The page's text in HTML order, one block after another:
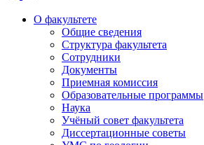
О факультете
Общие сведения
Структура факультета
Сотрудники
Документы
Приемная комиссия
Образовательные программы
Наука
Учёный совет факультета
Диссертационные советы